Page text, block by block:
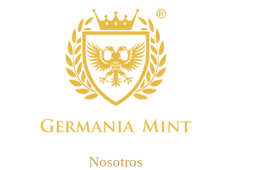
Nosotros